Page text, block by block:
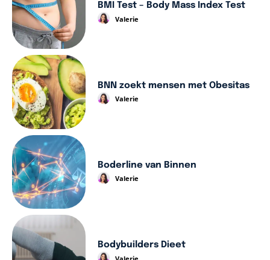
BMI Test – Body Mass Index Test
Valerie
BNN zoekt mensen met Obesitas
Valerie
Boderline van Binnen
Valerie
Bodybuilders Dieet